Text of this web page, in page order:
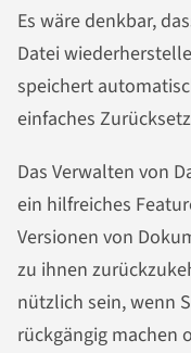
Es wäre denkbar,
Datei
speichert
einfaches
Das Verwalten von
ein hilfreiches
Versionen von
zu ihnen
nützlich sein, wenn
rückgängig machen